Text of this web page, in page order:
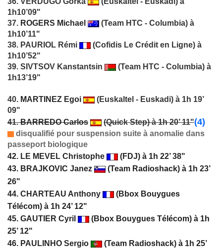
1h10’09"
37. ROGERS Michael
(Team HTC - Columbia) à
1h10’11"
38. PAURIOL Rémi
(Cofidis Le Crédit en Ligne) à
1h10’52"
39. SIVTSOV Kanstantsin
(Team HTC - Columbia) à
1h13’19"
40. MARTINEZ Egoi
(Euskaltel - Euskadi) à 1h 19’
09"
41.BARREDO Carlos (Quick Step) à 1h 20’ 11"(4)
disqualifié pour suspension suite à anomalie dans
passeport biologique
42. LE MEVEL Christophe
(FDJ) à 1h 22’ 38"
43. BRAJKOVIC Janez
(Team Radioshack) à 1h 23’
26"
44. CHARTEAU Anthony
(Bbox Bouygues
Télécom) à 1h 24’ 12"
45. GAUTIER Cyril
(Bbox Bouygues Télécom) à 1h
25’ 12"
46. PAULINHO Sergio
(Team Radioshack) à 1h 25’